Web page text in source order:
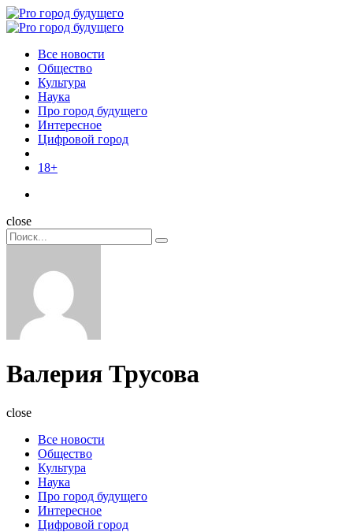
Menu
Поиск
Menu
Pro
Все новости
Общество
Культура
Наука
Про город будущего
Интересное
Цифровой город
18+
Поиск
close
Search
for:
Поиск
Валерия Трусова
close
Все новости
Общество
Культура
Наука
Про город будущего
Интересное
Цифровой город